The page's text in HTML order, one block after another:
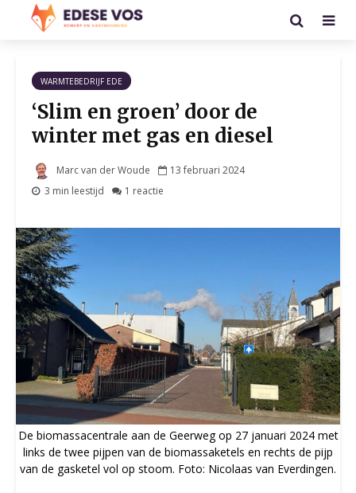
WARMTEBEDRIJF EDE
‘Slim en groen’ door de
winter met gas en diesel
Marc van der Woude
13 februari 2024
3 min leestijd
1 reactie
De biomassacentrale aan de Geerweg op 27 januari 2024 met
links de twee pijpen van de biomassaketels en rechts de pijp
van de gasketel vol op stoom. Foto: Nicolaas van Everdingen.